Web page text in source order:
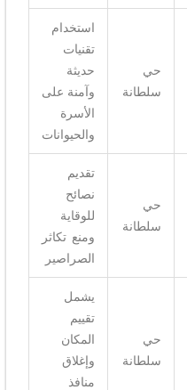
حي
سلطانة
استخدام
تقنيات
حديثة
وآمنة على
الأسرة
والحيوانات
حي
سلطانة
تقديم
نصائح
للوقاية
ومنع تكاثر
الصراصير
حي
سلطانة
يشمل
تقييم
المكان
وإغلاق
منافذ